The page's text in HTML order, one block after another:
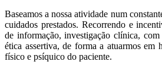
Baseamos a nossa atividade num
cuidados prestados. Recorrendo e
de informação, investigação clínica,
ética assertiva, de forma a atuarmos em
físico e psíquico do paciente.